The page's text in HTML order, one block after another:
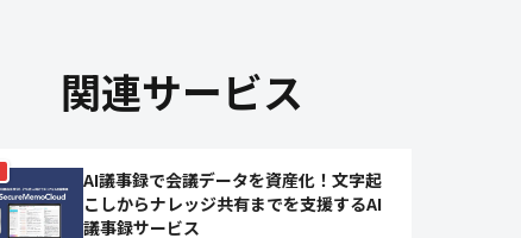
関連サービス
AI議事録で会議データを資産化！文字起
こしからナレッジ共有までを支援するAI
議事録サービス